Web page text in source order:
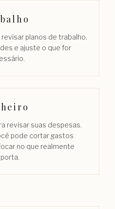
planos de trabalho.
e ajuste o que for
revisar suas despesas.
pode cortar gastos
no que realmente